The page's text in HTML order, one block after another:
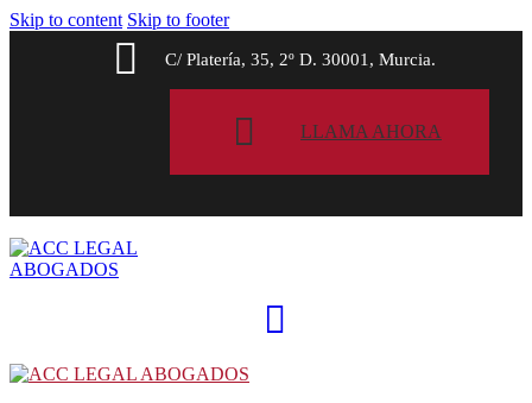
Skip to content Skip to footer
C/ Platería, 35, 2º D. 30001, Murcia.
LLAMA AHORA